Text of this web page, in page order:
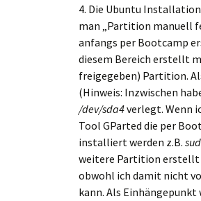
4. Die Ubuntu
man „Partition manuell
anfangs per Bootcamp
diesem Bereich erstellt
freigegeben) Partition.
(Hinweis: Inzwischen
/dev/sda4verlegt. Wenn
Tool GParted die per
installiert werden z.B.
weitere Partition erstellt
obwohl ich damit nicht
kann. Als